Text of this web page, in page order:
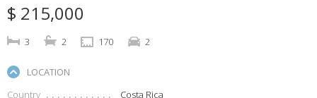
$ 215,000
3 2 170 2
LOCATION
Country
Costa Rica